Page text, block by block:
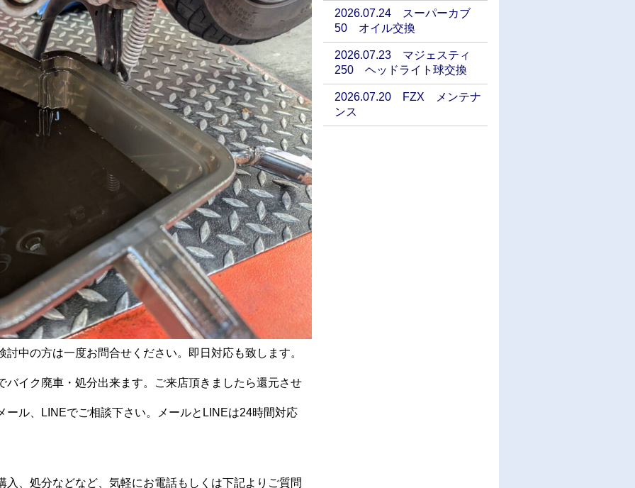
中の方は一度お問合せください。即日対応も致します。
バイク廃車・処分出来ます。ご来店頂きましたら還元させ
ール、LINEでご相談下さい。メールとLINEは24時間対応
入、処分などなど、気軽にお電話もしくは下記よりご質問
2026.07.24 スーパーカブ
50 オイル交換
2026.07.23 マジェスティ
250 ヘッドライト球交換
2026.07.20 FZX メンテナ
ンス